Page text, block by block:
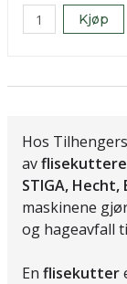
Kjøp
Hos
avflisekuttere
STIGA, Hecht,
maskinene
og hageavfall
En flisekutter